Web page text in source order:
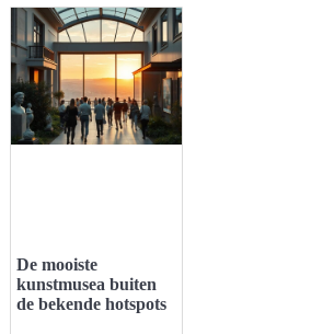
De mooiste
kunstmusea buiten
de bekende hotspots